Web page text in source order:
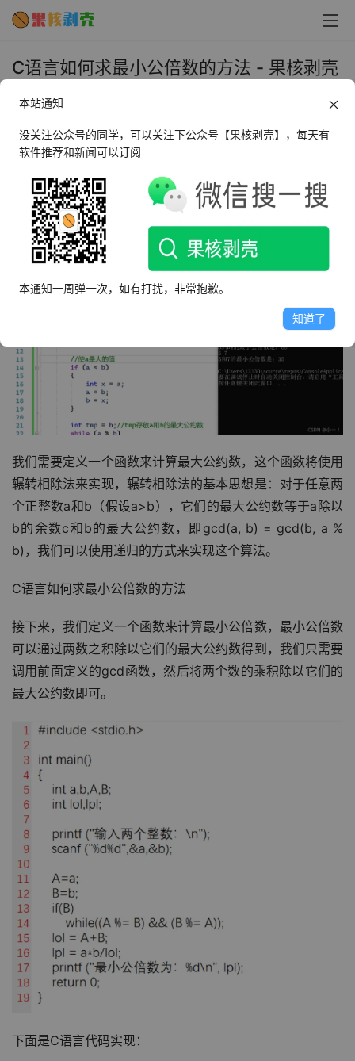
C语言如何求最小公倍数的方法 - 果核剥壳
2023年11月15日 上午10:12
在C语言中，求两个数的最小公倍数（LCM）可以使用辗转
相除法（Euclidean Algorithm）来求解，辗转相除法是一
种用于求最大公约数（gcd）的经典算法，而最小公倍数可
以通过两数之积除以它们的最大公约数得到。
我们需要定义一个函数来计算最大公约数，这个函数将使用
辗转相除法来实现，辗转相除法的基本思想是：对于任意两
个正整数a和b（假设a>b），它们的最大公约数等于a除以
b的余数c和b的最大公约数，即gcd(a, b) = gcd(b, a %
b)，我们可以使用递归的方式来实现这个算法。
C语言如何求最小公倍数的方法
接下来，我们定义一个函数来计算最小公倍数，最小公倍数
可以通过两数之积除以它们的最大公约数得到，我们只需要
调用前面定义的gcd函数，然后将两个数的乘积除以它们的
最大公约数即可。
下面是C语言代码实现：
本站通知
没关注公众号的同学，可以关注下公众号【果核剥壳】，每天有
软件推荐和新闻可以订阅
本通知一周弹一次，如有打扰，非常抱歉。
知道了